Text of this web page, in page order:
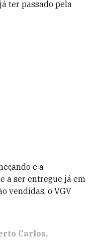
ter passado pela
e a
a ser entregue já em
vendidas, o VGV
Carlos